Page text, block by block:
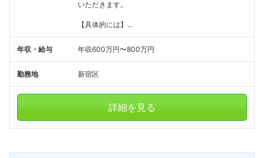
いただきます。
【具体的には】...
年収・給与 年収600万円〜800万円
勤務地 新宿区
詳細を見る